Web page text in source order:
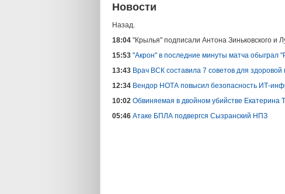
Новости
Назад.
18:04 "Крылья" подписали Антона Зиньковского и
15:53 "Акрон" в последние минуты матча обыграл
13:43 Врач ВСК составила 7 советов для
12:34 Вендор НОТА повысил безопасность ИТ-
10:02 Обвиняемая в двойном убийстве Екатерина
05:46 Атаке БПЛА подвергся Сызранский НПЗ